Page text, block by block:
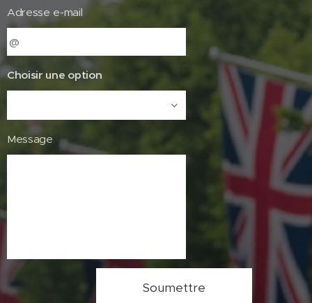
Adresse e-mail
Choisir une option
Message
Soumettre